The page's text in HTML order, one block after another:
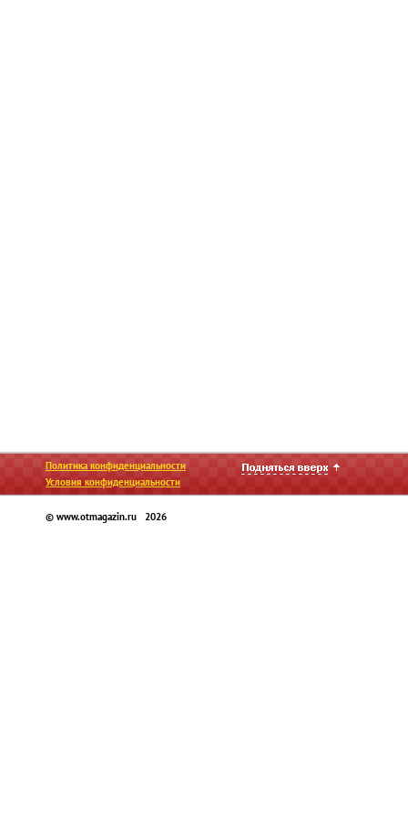
Политика конфиденциальности
Условия конфиденциальности
© www.otmagazin.ru 2026